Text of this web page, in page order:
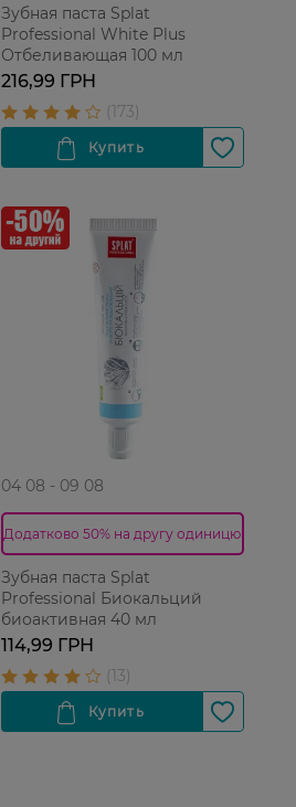
Зубная паста Splat
Professional White Plus
Отбеливающая 100 мл
216,99 ГРН
04 08 - 09 08
Додатково 50% на другу одиницю
Зубная паста Splat
Professional Биокальций
биоактивная 40 мл
114,99 ГРН